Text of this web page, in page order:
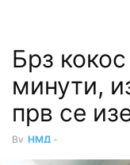
Брз
минути,
прв се
By НМД -